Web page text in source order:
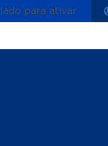
para ativar